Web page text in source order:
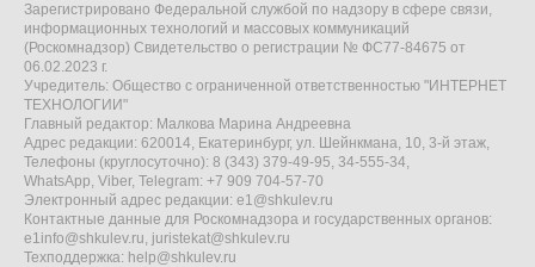
Зарегистрировано Федеральной службой по надзору в сфере связи,
информационных технологий и массовых коммуникаций
(Роскомнадзор) Свидетельство о регистрации № ФС77-84675 от
06.02.2023 г.
Учредитель: Общество с ограниченной ответственностью "ИНТЕРНЕТ
ТЕХНОЛОГИИ"
Главный редактор: Малкова Марина Андреевна
Адрес редакции: 620014, Екатеринбург, ул. Шейнкмана, 10, 3-й этаж,
Телефоны (круглосуточно): 8 (343) 379-49-95, 34-555-34,
WhatsApp, Viber, Telegram: +7 909 704-57-70
Электронный адрес редакции: e1@shkulev.ru
Контактные данные для Роскомнадзора и государственных органов:
e1info@shkulev.ru, juristekat@shkulev.ru
Техподдержка: help@shkulev.ru